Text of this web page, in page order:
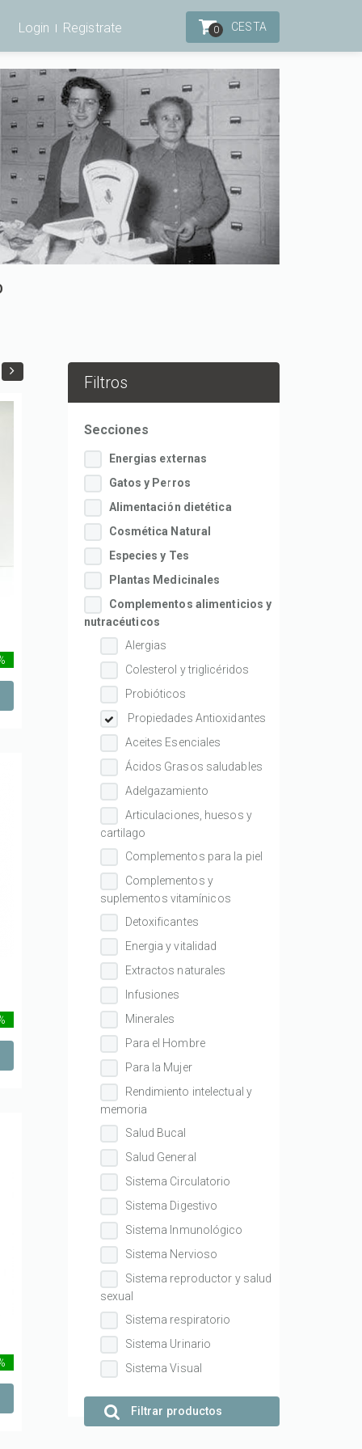
Login Registrate 0 CESTA
Filtros
Secciones
Energias externas
Gatos y Perros
Alimentación dietética
Cosmética Natural
Especies y Tes
Plantas Medicinales
Complementos alimenticios y
nutracéuticos
Alergias
Colesterol y triglicéridos
Probióticos
Propiedades Antioxidantes
Aceites Esenciales
Ácidos Grasos saludables
Adelgazamiento
Articulaciones, huesos y
cartilago
Complementos para la piel
Complementos y
suplementos vitamínicos
Detoxificantes
Energia y vitalidad
Extractos naturales
Infusiones
Minerales
Para el Hombre
Para la Mujer
Rendimiento intelectual y
memoria
Salud Bucal
Salud General
Sistema Circulatorio
Sistema Digestivo
Sistema Inmunológico
Sistema Nervioso
Sistema reproductor y salud
sexual
Sistema respiratorio
Sistema Urinario
Sistema Visual
Filtrar productos